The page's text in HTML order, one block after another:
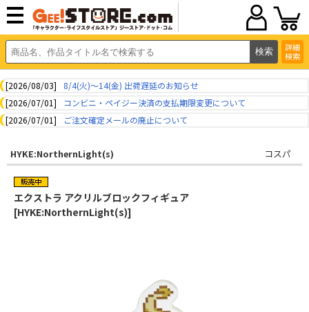
詳細
検索
[2026/08/03]
8/4(火)～14(金) 出荷遅延のお知らせ
[2026/07/01]
コンビニ・ペイジー決済の支払期限変更について
[2026/07/01]
ご注文確定メールの廃止について
HYKE:NorthernLight(s) コスパ
エクストラ アクリルブロックフィギュア
[HYKE:NorthernLight(s)]